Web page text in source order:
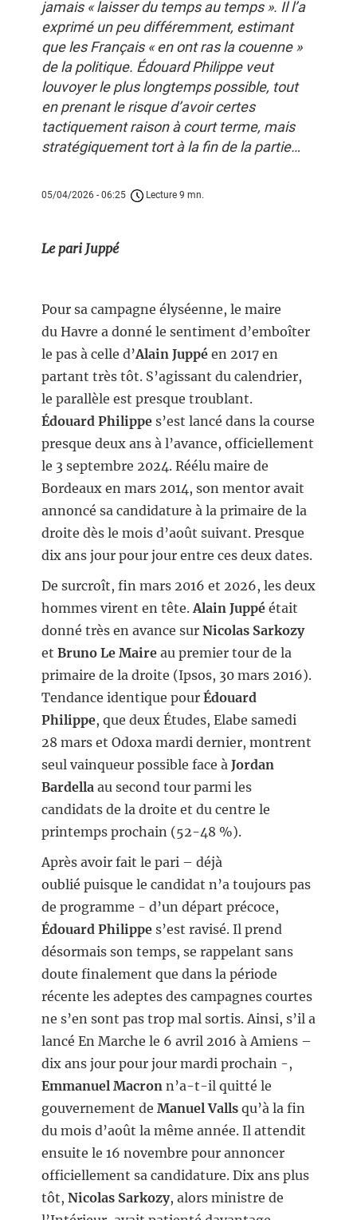
jamais « laisser du temps au temps ». Il l’a
exprimé un peu différemment, estimant
que les Français « en ont ras la couenne »
de la politique. Édouard Philippe veut
louvoyer le plus longtemps possible, tout
en prenant le risque d’avoir certes
tactiquement raison à court terme, mais
stratégiquement tort à la fin de la partie…
05/04/2026 - 06:25 Lecture 9 mn.
Le pari Juppé
Pour sa campagne élyséenne, le maire
du Havre a donné le sentiment d’emboîter
le pas à celle d’Alain Juppé en 2017 en
partant très tôt. S’agissant du calendrier,
le parallèle est presque troublant.
Édouard Philippe s’est lancé dans la course
presque deux ans à l’avance, officiellement
le 3 septembre 2024. Réélu maire de
Bordeaux en mars 2014, son mentor avait
annoncé sa candidature à la primaire de la
droite dès le mois d’août suivant. Presque
dix ans jour pour jour entre ces deux dates.
De surcroît, fin mars 2016 et 2026, les deux
hommes virent en tête.Alain Juppé était
donné très en avance sur Nicolas Sarkozy
et Bruno Le Maire au premier tour de la
primaire de la droite (Ipsos, 30 mars 2016).
Tendance identique pour Édouard
Philippe, que deux Études, Elabe samedi
28 mars et Odoxa mardi dernier, montrent
seul vainqueur possible face à Jordan
Bardella au second tour parmi les
candidats de la droite et du centre le
printemps prochain (52-48 %).
Après avoir fait le pari – déjà
oublié puisque le candidat n’a toujours pas
de programme - d’un départ précoce,
Édouard Philippe s’est ravisé. Il prend
désormais son temps, se rappelant sans
doute finalement que dans la période
récente les adeptes des campagnes courtes
ne s’en sont pas trop mal sortis. Ainsi, s’il a
lancé En Marche le 6 avril 2016 à Amiens –
dix ans jour pour jour mardi prochain -,
Emmanuel Macron n’a-t-il quitté le
gouvernement de Manuel Valls qu’à la fin
du mois d’août la même année. Il attendit
ensuite le 16 novembre pour annoncer
officiellement sa candidature. Dix ans plus
tôt, Nicolas Sarkozy, alors ministre de